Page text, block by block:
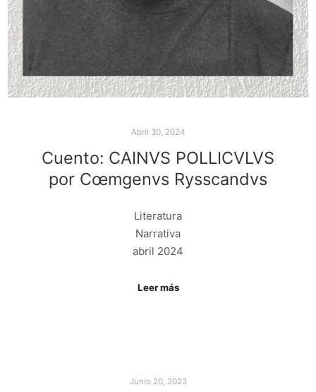
Abril 30, 2024
Cuento: CAINVS POLLICVLVS
por Cœmgenvs Rysscandvs
Literatura
Narrativa
abril 2024
Leer más
Junio 20, 2023